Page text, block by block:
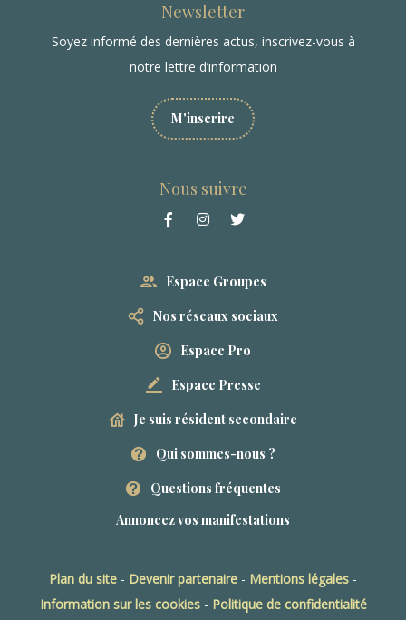
Newsletter
Soyez informé des dernières actus, inscrivez-vous à
notre lettre d’information
M'inscrire
Nous suivre
Espace Groupes
Nos réseaux sociaux
Espace Pro
Espace Presse
Je suis résident secondaire
Qui sommes-nous ?
Questions fréquentes
Annoncez vos manifestations
Plan du site - Devenir partenaire - Mentions légales -
Information sur les cookies- Politique de confidentialité